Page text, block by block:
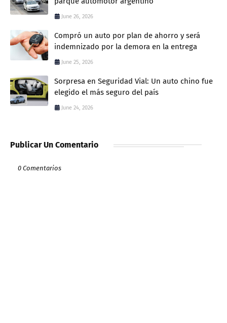
June 26, 2026
Compró un auto por plan de ahorro y será
indemnizado por la demora en la entrega
June 25, 2026
Sorpresa en Seguridad Vial: Un auto chino fue
elegido el más seguro del país
June 24, 2026
Publicar Un Comentario
0 Comentarios